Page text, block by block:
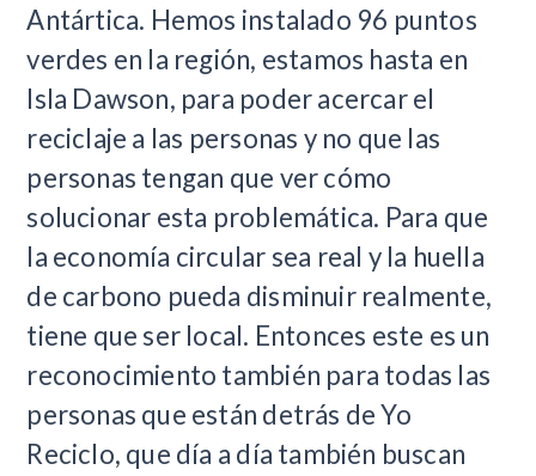
Antártica. Hemos instalado 96 puntos
verdes en la región, estamos hasta en
Isla Dawson, para poder acercar el
reciclaje a las personas y no que las
personas tengan que ver cómo
solucionar esta problemática. Para que
la economía circular sea real y la huella
de carbono pueda disminuir realmente,
tiene que ser local. Entonces este es un
reconocimiento también para todas las
personas que están detrás de Yo
Reciclo, que día a día también buscan